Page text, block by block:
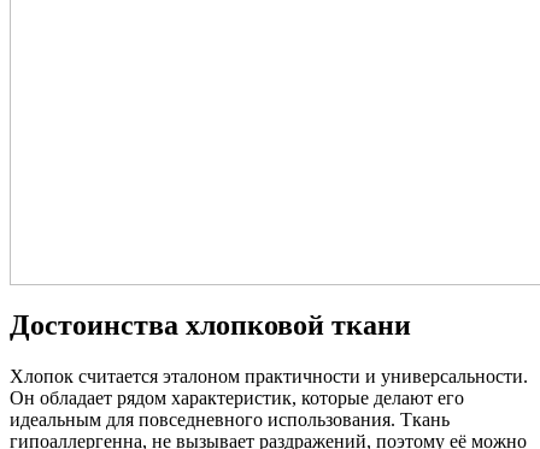
Достоинства хлопковой ткани
Хлопок считается эталоном практичности и универсальности.
Он обладает рядом характеристик, которые делают его
идеальным для повседневного использования. Ткань
гипоаллергенна, не вызывает раздражений, поэтому её можно